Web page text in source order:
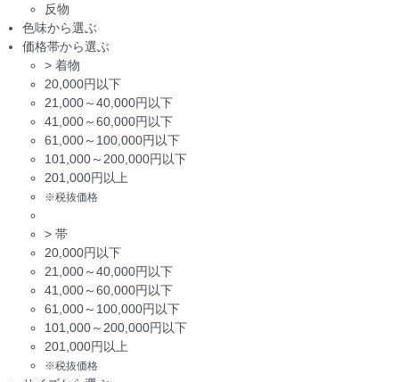
反物
色味から選ぶ
価格帯から選ぶ
> 着物
20,000円以下
21,000～40,000円以下
41,000～60,000円以下
61,000～100,000円以下
101,000～200,000円以下
201,000円以上
※税抜価格
> 帯
20,000円以下
21,000～40,000円以下
41,000～60,000円以下
61,000～100,000円以下
101,000～200,000円以下
201,000円以上
※税抜価格